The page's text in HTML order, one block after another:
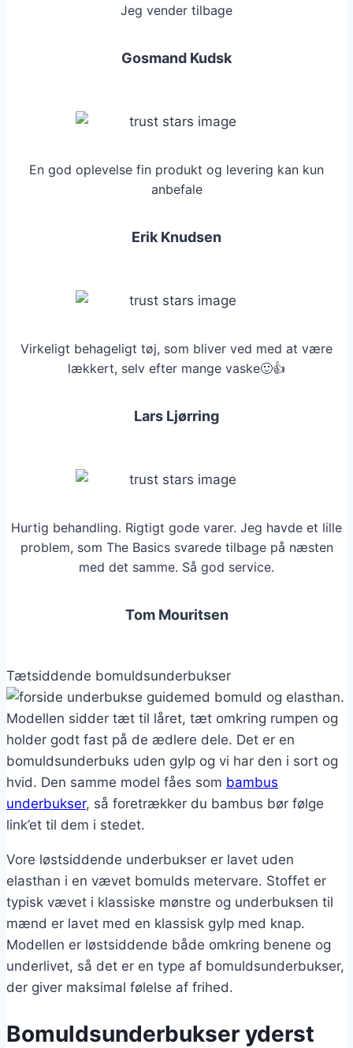
Jeg vender tilbage
Gosmand Kudsk
En god oplevelse fin produkt og levering kan kun
anbefale
Erik Knudsen
Virkeligt behageligt tøj, som bliver ved med at være
lækkert, selv efter mange vaske🙂👍
Lars Ljørring
Hurtig behandling. Rigtigt gode varer. Jeg havde et lille
problem, som The Basics svarede tilbage på næsten
med det samme. Så god service.
Tom Mouritsen
Tætsiddende bomuldsunderbukser
med bomuld og elasthan.
Modellen sidder tæt til låret, tæt omkring rumpen og
holder godt fast på de ædlere dele. Det er en
bomuldsunderbuks uden gylp og vi har den i sort og
hvid. Den samme model fåes som bambus
underbukser, så foretrækker du bambus bør følge
link’et til dem i stedet.
Vore løstsiddende underbukser er lavet uden
elasthan i en vævet bomulds metervare. Stoffet er
typisk vævet i klassiske mønstre og underbuksen til
mænd er lavet med en klassisk gylp med knap.
Modellen er løstsiddende både omkring benene og
underlivet, så det er en type af bomuldsunderbukser,
der giver maksimal følelse af frihed.
Bomuldsunderbukser yderst